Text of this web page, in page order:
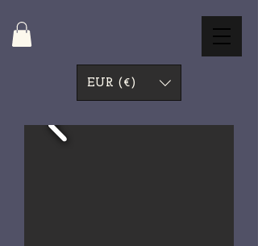
EUR (€)